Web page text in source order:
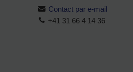
Contact par e-mail
+41 31 66 4 14 36